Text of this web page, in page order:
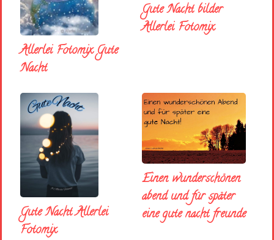
Allerlei Fotomix Gute
Nacht
Gute Nacht bilder
Allerlei Fotomix
Gute Nacht Allerlei
Fotomix
Einen wunderschönen
abend und für später
eine gute nacht freunde